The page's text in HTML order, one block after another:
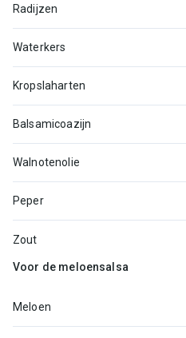
Radijzen
Waterkers
Kropslaharten
Balsamicoazijn
Walnotenolie
Peper
Zout
Voor de meloensalsa
Meloen